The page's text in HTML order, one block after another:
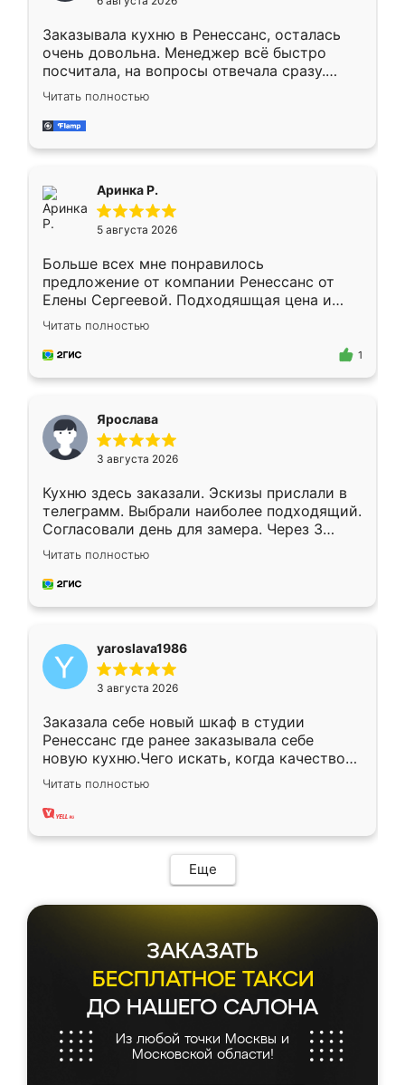
мебели буду заказывать только здесь.
Заказывала кухню в Ренессанс, осталась
очень довольна. Менеджер всё быстро
посчитала, на вопросы отвечала сразу.
Замерщик приехал в субботу, подошёл к
делу со всей ответственностью. Собрали
за день, ребята работали аккуратно, даже
Читать полностью
Аринка Р.
5 августа 2026
Больше всех мне понравилось
предложение от компании Ренессанс от
Елены Сергеевой. Подходяшщая цена и
короткие сроки изготовления. Приехавший
для замера сотрудник Владислав
предложил по моему эскизу самый
Читать полностью
1
Ярослава
3 августа 2026
Кухню здесь заказали. Эскизы прислали в
телеграмм. Выбрали наиболее подходящий.
Согласовали день для замера. Через 3
недели кухня была уже готова. Остались
довольны работой. Спасибо Ренессанс
мебель за качественную работу!
Читать полностью
yaroslava1986
3 августа 2026
Заказала себе новый шкаф в студии
Ренессанс где ранее заказывала себе
новую кухню.Чего искать, когда качеством
вполне довольна. Служит кухня уже почти
два года, нареканий нет.
Читать полностью
Еще
ЗАКАЗАТЬ
БЕСПЛАТНОЕ ТАКСИ
ДО НАШЕГО САЛОНА
Из любой точки Москвы и
Московской области!